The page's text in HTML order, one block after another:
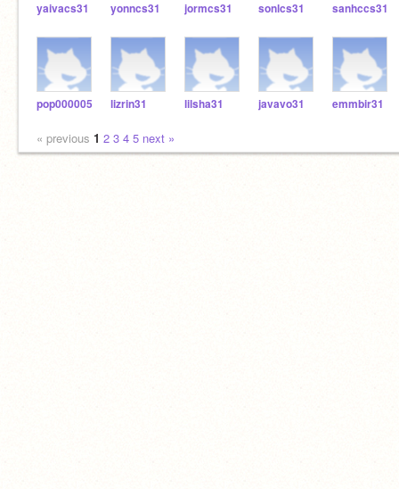
yaivacs31 yonncs31 jormcs31 sonlcs31 sanhccs31
pop000005 lizrin31 lilsha31 javavo31 emmbir31
« previous 1 2 3 4 5 next »